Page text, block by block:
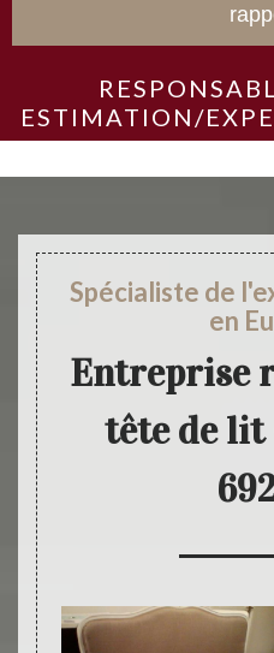
ESTIMATION/
Spécialiste de
en
Entreprise
tête de lit